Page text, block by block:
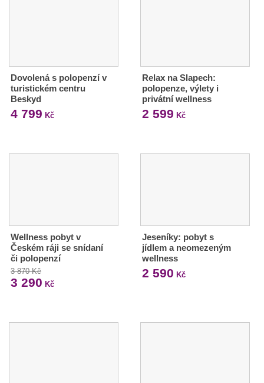
Dovolená s polopenzí v
turistickém centru
Beskyd
4 799 Kč
Relax na Slapech:
polopenze, výlety i
privátní wellness
2 599 Kč
Wellness pobyt v
Českém ráji se snídaní
či polopenzí
3 870 Kč
3 290 Kč
Jeseníky: pobyt s
jídlem a neomezeným
wellness
2 590 Kč